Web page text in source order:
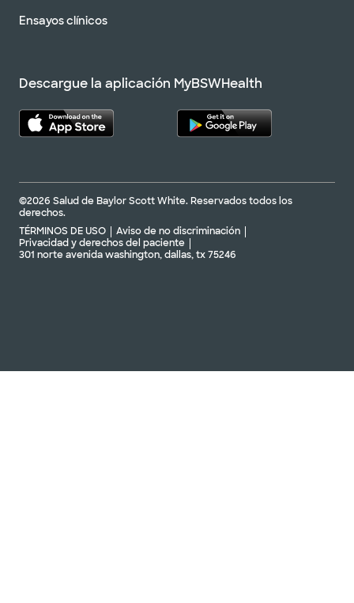
Ensayos clínicos
Descargue la aplicación MyBSWHealth
©2026 Salud de Baylor Scott White. Reservados todos los
derechos.
TÉRMINOS DE USO
Aviso de no discriminación
Privacidad y derechos del paciente
301 norte avenida washington, dallas, tx 75246